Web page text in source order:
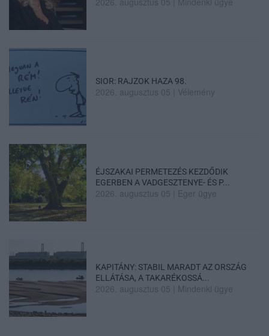
SIOR: RAJZOK HAZA 98.
2026. augusztus 05 Vélemény
ÉJSZAKAI PERMETEZÉS KEZDŐDIK
EGERBEN A VADGESZTENYE- ÉS P...
2026. augusztus 05 Eger ügye
KAPITÁNY: STABIL MARADT AZ ORSZÁG
ELLÁTÁSA, A TAKARÉKOSSÁ...
2026. augusztus 05 Mindenki ügye